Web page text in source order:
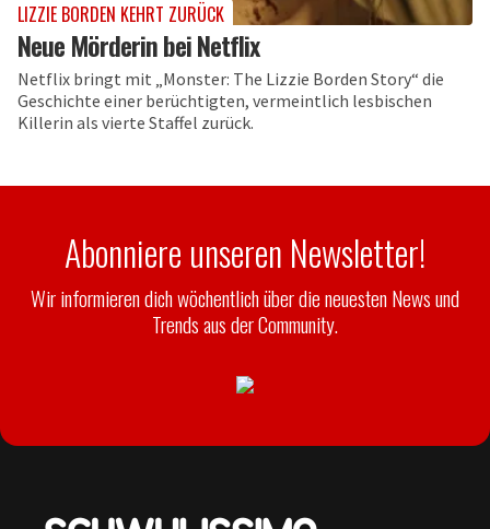
LIZZIE BORDEN KEHRT ZURÜCK
Neue Mörderin bei Netflix
Netflix bringt mit „Monster: The Lizzie Borden Story“ die
Geschichte einer berüchtigten, vermeintlich lesbischen
Killerin als vierte Staffel zurück.
Abonniere unseren Newsletter!
Wir informieren dich wöchentlich über die neuesten News und
Trends aus der Community.